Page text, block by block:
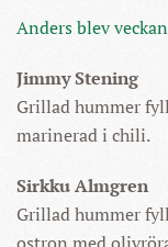
Anders blev
Jimmy Stening
Grillad hummer
marinerad i chili.
Sirkku Almgren
Grillad hummer